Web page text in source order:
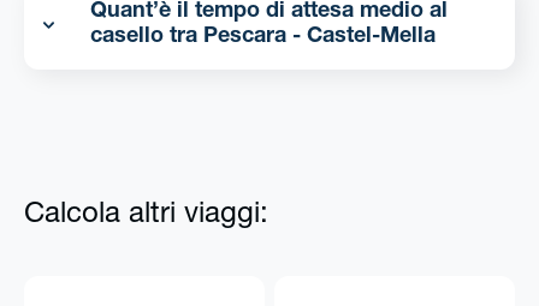
Quant’è il tempo di attesa medio al
casello tra Pescara - Castel-Mella
Calcola altri viaggi: